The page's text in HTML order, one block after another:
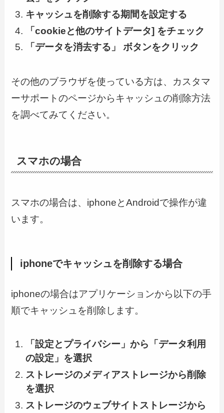
キャッシュを削除する期間を設定する
「cookieと他のサイトデータ] をチェック
「データを消去する」 ボタンをクリック
その他のブラウザを使っている方は、カスタマ
ーサポートのページからキャッシュの削除方法
を調べてみてください。
スマホの場合
スマホの場合は、iphoneとAndroidで操作が違
います。
iphoneでキャッシュを削除する場合
iphoneの場合はアプリケーションから以下の手
順でキャッシュを削除します。
「設定とプライバシー」から「データ利用
の設定」を選択
ストレージのメディアストレージから削除
を選択
ストレージのウェブサイトストレージから